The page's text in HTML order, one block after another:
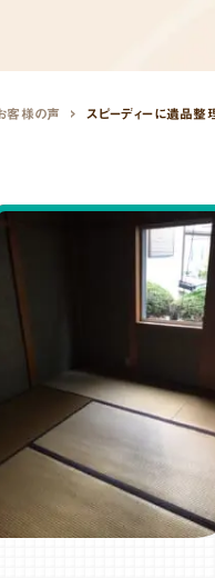
客様の声 スピーディーに遺品整